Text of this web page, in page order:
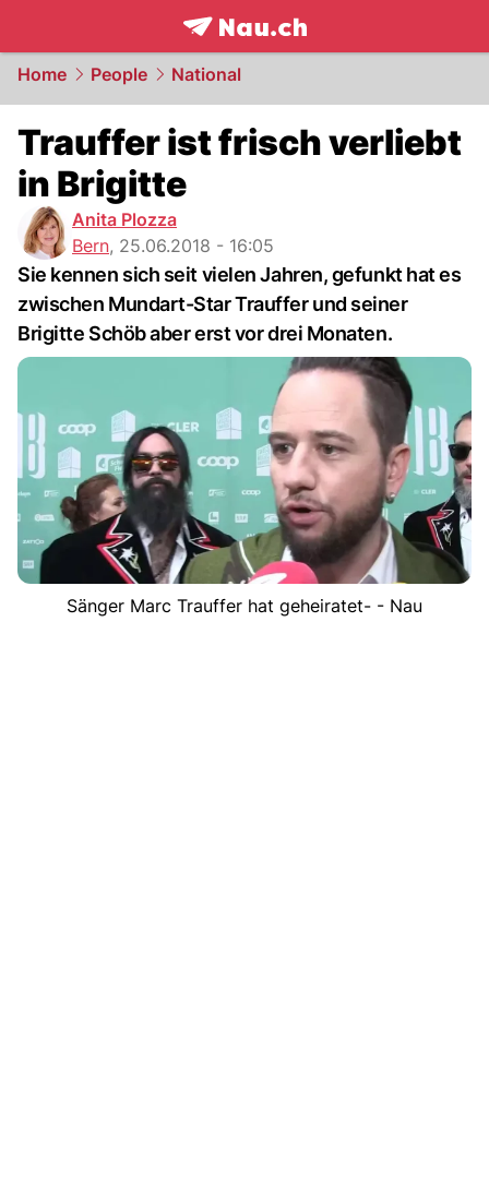
frontpage.NAU.ch
Home People National
Trauffer ist frisch verliebt
in Brigitte
Anita Plozza
Bern, 25.06.2018 - 16:05
Sie kennen sich seit vielen Jahren, gefunkt hat es
zwischen Mundart-Star Trauffer und seiner
Brigitte Schöb aber erst vor drei Monaten.
Sänger Marc Trauffer hat geheiratet- - Nau